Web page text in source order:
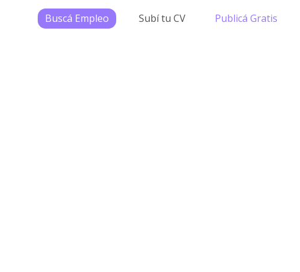
Buscá Empleo Subí tu CV Publicá Gratis